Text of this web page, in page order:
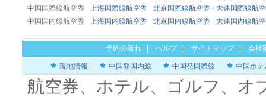
中国国際線航空券
上海国際線航空券 北京国際線航空券
大連国際線航
中国国内線航空券
上海国内線航空券 北京国内線航空券 大連国内線航
予約の流れ ヘルプ| サイトマップ| 会社
現地情報 中国発国内線 中国発国際線 中国ホテ
航空券、ホテル、ゴルフ、オ